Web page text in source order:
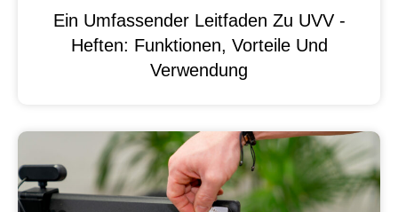
Ein Umfassender Leitfaden Zu UVV -
Heften: Funktionen, Vorteile Und
Verwendung